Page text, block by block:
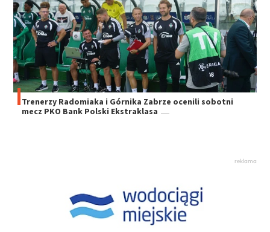
Trenerzy Radomiaka i Górnika Zabrze ocenili sobotni
mecz PKO Bank Polski Ekstraklasa